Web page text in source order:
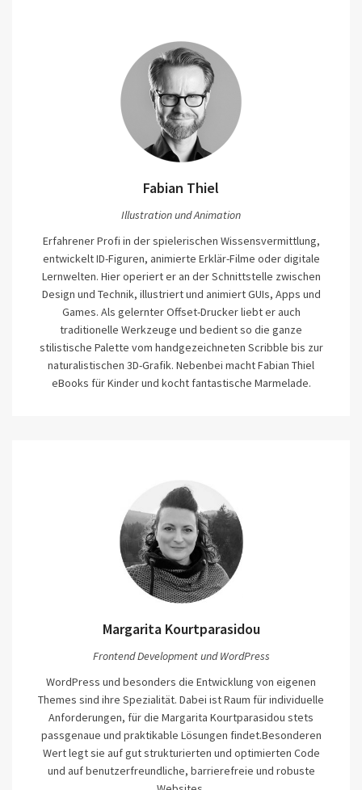
Fabian Thiel
Illustration und Animation
Erfahrener Profi in der spielerischen Wissensvermittlung,
entwickelt ID-Figuren, animierte Erklär-Filme oder digitale
Lernwelten. Hier operiert er an der Schnittstelle zwischen
Design und Technik, illustriert und animiert GUIs, Apps und
Games. Als gelernter Offset-Drucker liebt er auch
traditionelle Werkzeuge und bedient so die ganze
stilistische Palette vom handgezeichneten Scribble bis zur
naturalistischen 3D-Grafik. Nebenbei macht Fabian Thiel
eBooks für Kinder und kocht fantastische Marmelade.
Margarita Kourtparasidou
Frontend Development und WordPress
WordPress und besonders die Entwicklung von eigenen
Themes sind ihre Spezialität. Dabei ist Raum für individuelle
Anforderungen, für die Margarita Kourtparasidou stets
passgenaue und praktikable Lösungen findet.Besonderen
Wert legt sie auf gut strukturierten und optimierten Code
und auf benutzerfreundliche, barrierefreie und robuste